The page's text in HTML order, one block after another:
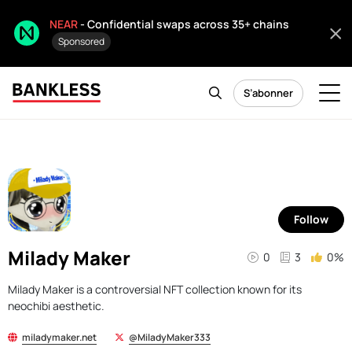
NEAR- Confidential swaps across 35+ chains
Sponsored
S’abonner
Milady Maker
Follow
0 3 0%
Milady Maker is a controversial NFT collection known for its
neochibi aesthetic.
miladymaker.net @MiladyMaker333